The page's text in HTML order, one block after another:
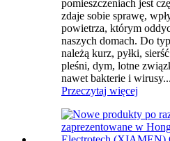
pomieszczeniach jest
zdaje sobie sprawę,
powietrza, którym
naszych domach. Do
należą kurz, pyłki,
pleśni, dym, lotne
nawet bakterie i wirusy...
Przeczytaj więcej